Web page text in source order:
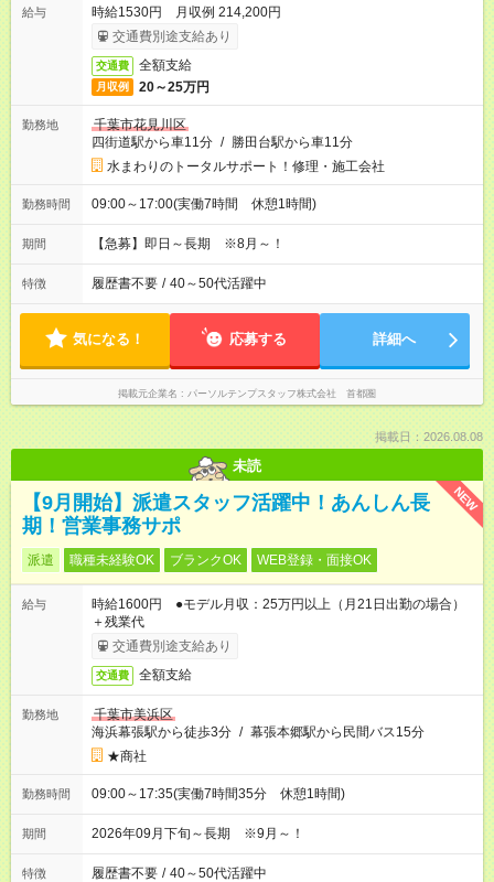
給与
時給1530円 月収例 214,200円
交通費別途支給あり
交通費 全額支給
月収例 20～25万円
勤務地
千葉市花見川区
四街道駅から車11分 / 勝田台駅から車11分
水まわりのトータルサポート！修理・施工会社
勤務時間 09:00～17:00(実働7時間 休憩1時間)
期間 【急募】即日～長期 ※8月～！
特徴 履歴書不要 / 40～50代活躍中
気になる！ 応募する 詳細へ
掲載元企業名 パーソルテンプスタッフ株式会社 首都圏
掲載日：2026.08.08
未読
NEW
【9月開始】派遣スタッフ活躍中！あんしん長
期！営業事務サポ
派遣 職種未経験OK ブランクOK WEB登録・面接OK
給与
時給1600円 ●モデル月収：25万円以上（月21日出勤の場合）
＋残業代
交通費別途支給あり
交通費 全額支給
勤務地
千葉市美浜区
海浜幕張駅から徒歩3分 / 幕張本郷駅から民間バス15分
★商社
勤務時間 09:00～17:35(実働7時間35分 休憩1時間)
期間 2026年09月下旬～長期 ※9月～！
特徴 履歴書不要 / 40～50代活躍中